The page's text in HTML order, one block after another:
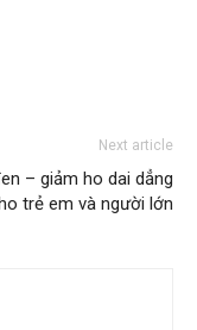
Next article
– giảm ho dai dẳng
trẻ em và người lớn